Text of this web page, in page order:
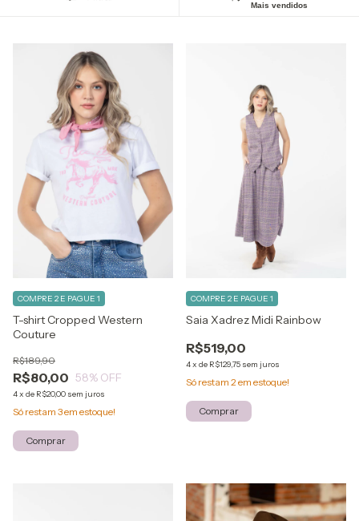
Mais vendidos
T-shirt Cropped Western
Couture
R$80,00
R$189,90
58% OFF
4x de R$20,00 sem juros
COMPRE 2 E PAGUE 1
Só restam 3em estoque!
Comprar
Saia Xadrez Midi Rainbow
R$519,00
4x de R$129,75 sem juros
COMPRE 2 E PAGUE 1
Só restam 2em estoque!
Comprar